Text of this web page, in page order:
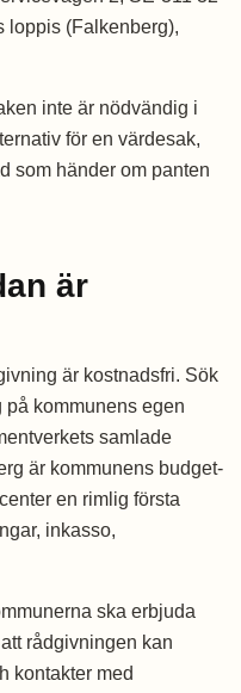
loppis (Falkenberg),
inte är nödvändig i
för en värdesak,
som händer om panten
är
är kostnadsfri. Sök
kommunens egen
samlade
är kommunens budget-
en rimlig första
inkasso,
ska erbjuda
rådgivningen kan
kontakter med